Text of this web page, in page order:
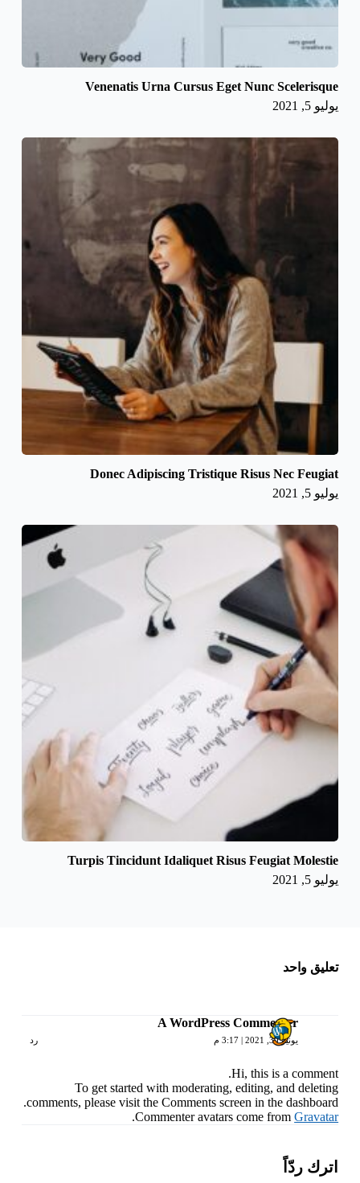
Venenatis Urna Cursus Eget Nunc Scelerisque
يوليو 5, 2021
Donec Adipiscing Tristique Risus Nec Feugiat
يوليو 5, 2021
Turpis Tincidunt Idaliquet Risus Feugiat Molestie
يوليو 5, 2021
تعليق واحد
A WordPress Commenter
يونيو 30, 2021 | 3:17 م رد
Hi, this is a comment.
To get started with moderating, editing, and deleting
comments, please visit the Comments screen in the dashboard.
Commenter avatars come fromGravatar
.
اترك ردّاً